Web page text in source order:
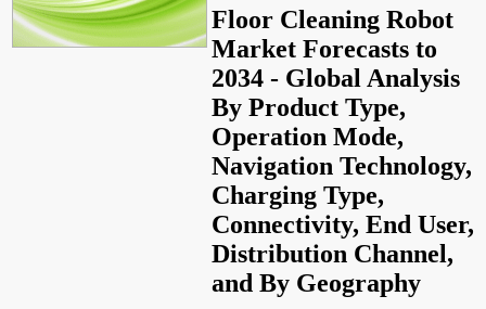
Floor Cleaning Robot
Market Forecasts to
2034 - Global Analysis
By Product Type,
Operation Mode,
Navigation Technology,
Charging Type,
Connectivity, End User,
Distribution Channel,
and By Geography